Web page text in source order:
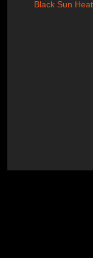
Black Sun